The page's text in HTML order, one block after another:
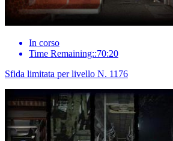
In corso
Time Remaining::70:20
Sfida limitata per livello N. 1176